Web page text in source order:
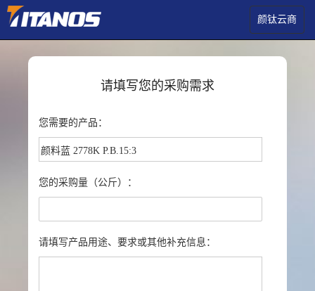
颜钛云商
请填写您的采购需求
您需要的产品：
您的采购量（公斤）：
请填写产品用途、要求或其他补充信息：